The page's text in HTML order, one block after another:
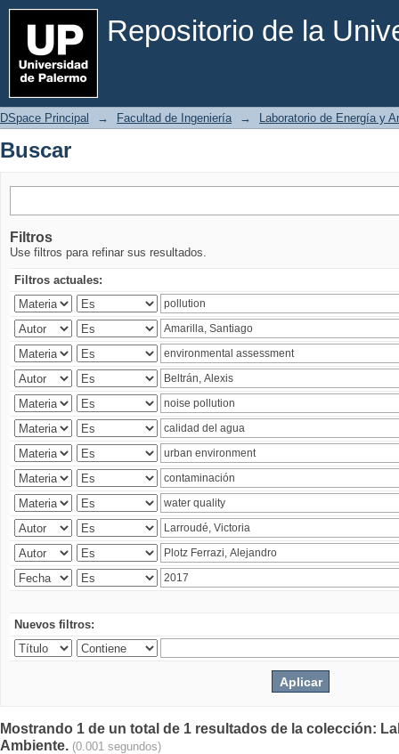
Repositorio de la
Buscar
DSpace Principal → Facultad de Ingeniería → Laboratorio de Energía y
Buscar
Filtros
Use filtros para refinar sus resultados.
Filtros actuales:
Nuevos filtros:
Mostrando 1 de un total de 1 resultados de la colección:
Ambiente. (0.001 segundos)